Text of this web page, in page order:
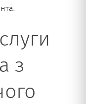
з